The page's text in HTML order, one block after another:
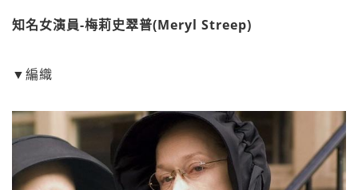
知名女演員-梅莉史翠普(Meryl Streep)
▼編織